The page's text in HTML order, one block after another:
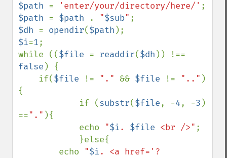
$path = 'enter/your/directory/here/'
$path = $path . "$sub"
$dh = opendir($path
$i=1;
while (($file = readdir($dh
false ) {
    if(
$file != "." && $file != ".." )
{
            if (
substr($file, -4, -3 )
=="." ){
            echo
"$i. $file <br />" ;
        echo
"$i. <a href='?